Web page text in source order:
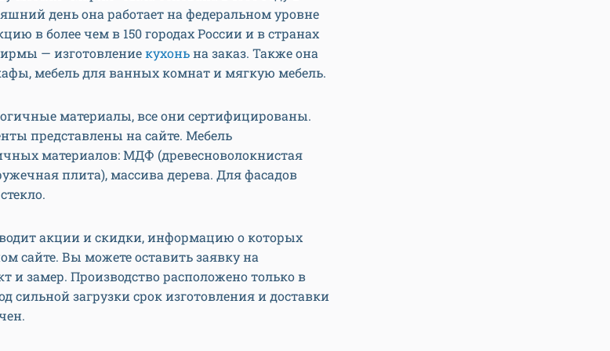
день она работает на федеральном уровне
в более чем в 150 городах России и в странах
— изготовлениекухоньна заказ. Также она
мебель для ванных комнат и мягкую мебель.
материалы, все они сертифицированы.
представлены на сайте. Мебель
материалов: МДФ (древесноволокнистая
плита), массива дерева. Для фасадов
акции и скидки, информацию о которых
сайте. Вы можете оставить заявку на
и замер. Производство расположено только в
сильной загрузки срок изготовления и доставки